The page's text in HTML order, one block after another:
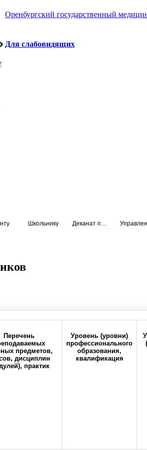
Оренбургский государственный
Для слабовидящих
Школьнику
Прокрутите
Перечень
предметов,
дисциплин
практик
Уровень (уровни)
профессионального
образования,
квалификация
Факс:(3532) 50-06-20 office@orgma.ru